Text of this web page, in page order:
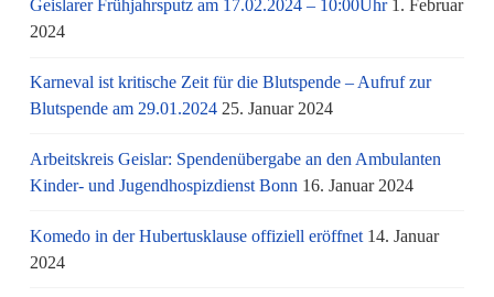
Geislarer Frühjahrsputz am 17.02.2024 – 10:00Uhr 1. Februar
2024
Karneval ist kritische Zeit für die Blutspende – Aufruf zur
Blutspende am 29.01.2024 25. Januar 2024
Arbeitskreis Geislar: Spendenübergabe an den Ambulanten
Kinder- und Jugendhospizdienst Bonn 16. Januar 2024
Komedo in der Hubertusklause offiziell eröffnet 14. Januar
2024